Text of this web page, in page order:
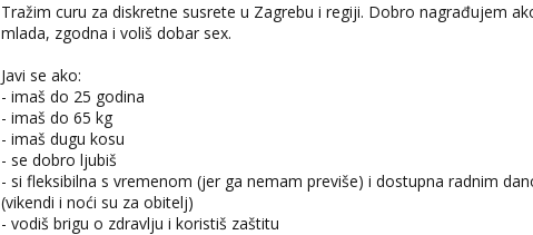
Tražim curu za diskretne susrete u Zagrebu i regiji. Dobro nagrađujem
mlada, zgodna i voliš dobar sex.
Javi se ako:
- imaš do 25 godina
- imaš do 65 kg
- imaš dugu kosu
- se dobro ljubiš
- si fleksibilna s vremenom (jer ga nemam previše) i dostupna radnim
(vikendi i noći su za obitelj)
- vodiš brigu o zdravlju i koristiš zaštitu